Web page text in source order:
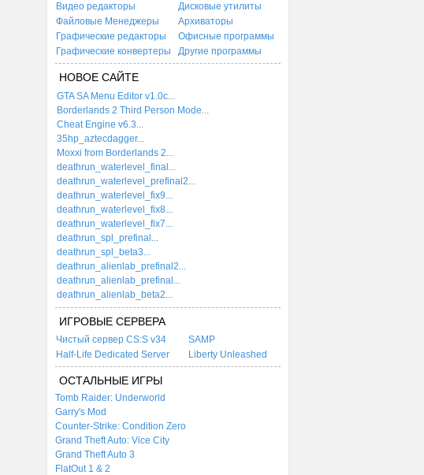
Видео редакторы
Дисковые утилиты
Файловые Менеджеры
Архиваторы
Графические редакторы
Офисные программы
Графические конвертеры
Другие программы
НОВОЕ САЙТЕ
GTA SA Menu Editor v1.0c...
Borderlands 2 Third Person Mode...
Cheat Engine v6.3...
35hp_aztecdagger...
Moxxi from Borderlands 2...
deathrun_waterlevel_final...
deathrun_waterlevel_prefinal2...
deathrun_waterlevel_fix9...
deathrun_waterlevel_fix8...
deathrun_waterlevel_fix7...
deathrun_spl_prefinal...
deathrun_spl_beta3...
deathrun_alienlab_prefinal2...
deathrun_alienlab_prefinal...
deathrun_alienlab_beta2...
ИГРОВЫЕ СЕРВЕРА
Чистый сервер CS:S v34
SAMP
Half-Life Dedicated Server
Liberty Unleashed
ОСТАЛЬНЫЕ ИГРЫ
Tomb Raider: Underworld
Garry's Mod
Counter-Strike: Condition Zero
Grand Theft Auto: Vice City
Grand Theft Auto 3
FlatOut 1 & 2